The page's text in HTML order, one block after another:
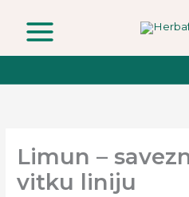
content
Limun –
vitku liniju